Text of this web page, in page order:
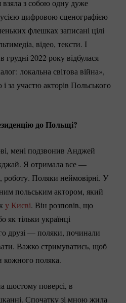
з собою одну дуже
цифровою сценографією
флешках записані цілі
відео, тексти. І
2022 року відбулася
локальна світова війна»,
за участю акторів Польського
до Польщі?
мені подзвонив Анджей
Я отримала все —
роботу. Поляки неймовірні. У
польським актором, який
у Києві. Він розповів, що
як тільки українці
друзі — поляки, починали
Важко стримуватись, щоб
кожного поляка.
шостому поверсі, в
Спочатку зі мною жила